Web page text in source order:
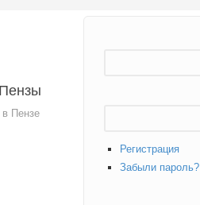
Пензе
Регистрация
Забыли пароль?